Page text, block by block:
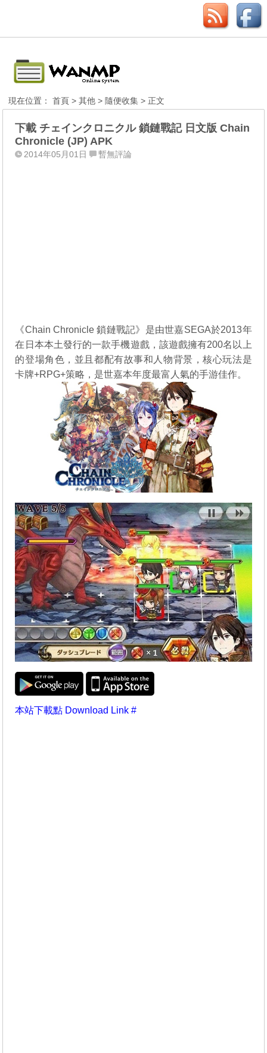
現在位置：首頁 >其他 > 隨便收集 > 正文
下載 チェインクロニクル 鎖鏈戰記 日文版 Chain
Chronicle (JP) APK
2014年05月01日 暫無評論
《Chain Chronicle 鎖鏈戰記》是由世嘉SEGA於2013年
在日本本土發行的一款手機遊戲，該遊戲擁有200名以上
的登場角色，並且都配有故事和人物背景，核心玩法是
卡牌+RPG+策略，是世嘉本年度最富人氣的手游佳作。
本站下載點 Download Link #